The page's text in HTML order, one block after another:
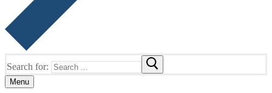
Search for:
Menu